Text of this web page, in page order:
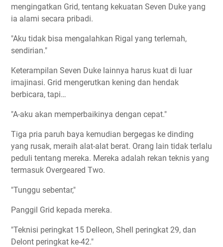
mengingatkan Grid, tentang kekuatan Seven Duke yang
ia alami secara pribadi.
"Aku tidak bisa mengalahkan Rigal yang terlemah,
sendirian."
Keterampilan Seven Duke lainnya harus kuat di luar
imajinasi. Grid mengerutkan kening dan hendak
berbicara, tapi…
"A-aku akan memperbaikinya dengan cepat."
Tiga pria paruh baya kemudian bergegas ke dinding
yang rusak, meraih alat-alat berat. Orang lain tidak terlalu
peduli tentang mereka. Mereka adalah rekan teknis yang
termasuk Overgeared Two.
"Tunggu sebentar,"
Panggil Grid kepada mereka.
"Teknisi peringkat 15 Delleon, Shell peringkat 29, dan
Delont peringkat ke-42."